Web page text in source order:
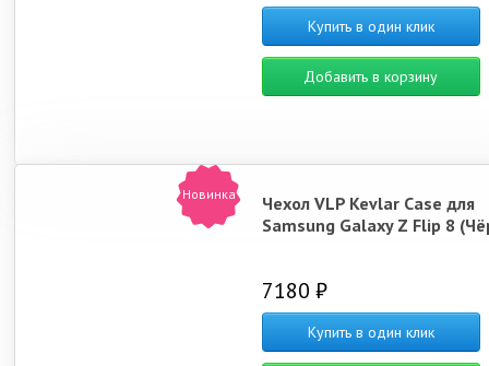
Купить в один клик
Добавить в корзину
Новинка
Чехол VLP Kevlar Case для
Samsung Galaxy Z Flip 8
7180 ₽
Купить в один клик